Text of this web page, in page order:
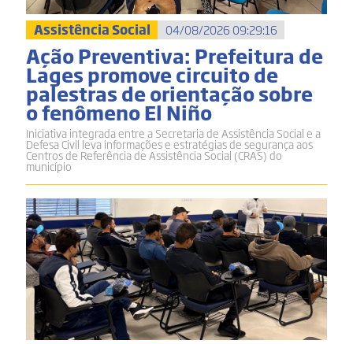
Assistência Social 04/08/2026 09:29:16
Ação Preventiva: Prefeitura de
Lages promove circuito de
palestras de orientação sobre
o fenômeno El Niño
Iniciativa integrada entre a Secretaria de Assistência Social e a
Defesa Civil leva informações e estratégias de segurança aos
Centros de Referência de Assistência Social (CRAS) do
município